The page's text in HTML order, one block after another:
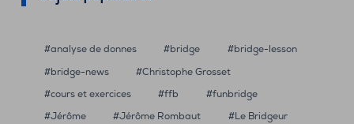
analyse de donnes bridge
bridge-lesson
bridge-news
Christophe Grosset
cours et exercices
ffb
funbridge
Jérôme
Jérôme Rombaut
Le Bridgeur